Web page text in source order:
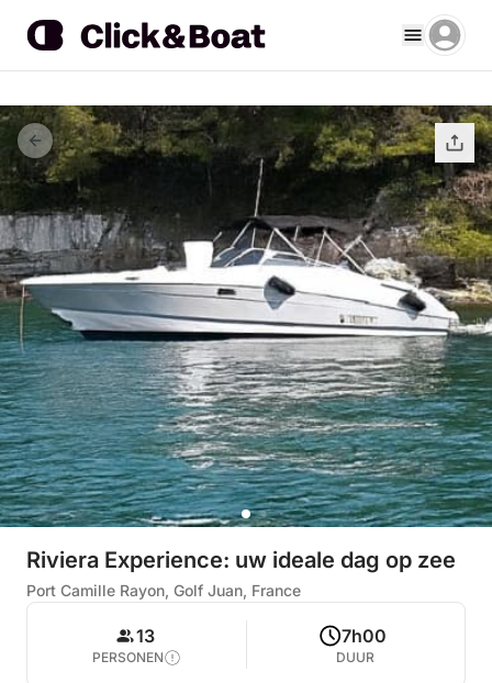
Riviera Experience: uw ideale dag op zee
Port Camille Rayon, Golf Juan, France
13
PERSONEN
7h00
DUUR